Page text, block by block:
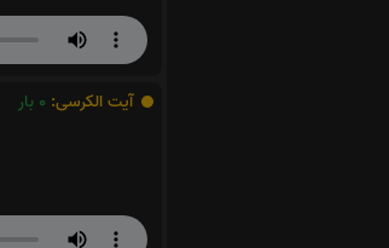
آیت الکرسی: 0 بار